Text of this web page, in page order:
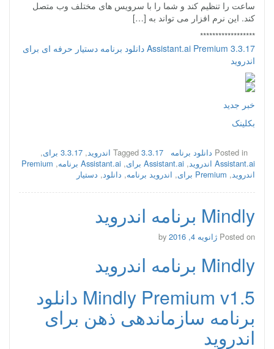
ساعت را تنظیم کند و شما را با سرویس های مختلف وب متصل
کند. این نرم افزار می تواند به […]
******************
Assistant.ai Premium 3.3.17 دانلود برنامه دستیار حرفه ای برای
اندروید
خبر جدید
بکلینک
Posted in دانلود برنامه Tagged 3.3.17 اندروید , 3.3.17 برای
,
Assistant.ai اندروید
, Assistant.ai برای , Assistant.ai برنامه ,
Premium
اندروید, Premium برای , اندروید برنامه, دانلود, دستیار
Mindly برنامه اندروید
Posted on ژانویه 4, 2016
Mindly برنامه اندروید
Mindly Premium v1.5 دانلود
برنامه سازماندهی ذهن برای
اندروید